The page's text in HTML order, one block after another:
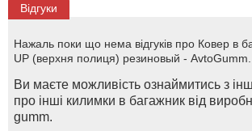
Відгуки
Нажаль поки що нема відгуків про Ковер в
UP (верхня полиця) резиновый - AvtoGumm.
Ви маєте можливість ознаймитись з
про інші килимки в багажник від
gumm.